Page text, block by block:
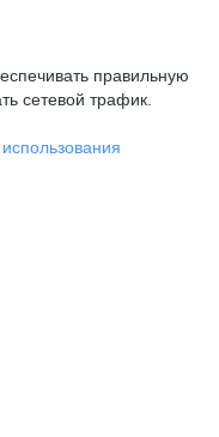
правильную
сетевой трафик.